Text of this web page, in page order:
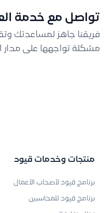
تواصل مع خدمة
فريقنا جاهز لمساعدتك
مشكلة تواجهها على مدار
منتجات وخدمات قيود
برنامج قيود لأصحاب الأعمال
برنامج قيود للمحاسبين